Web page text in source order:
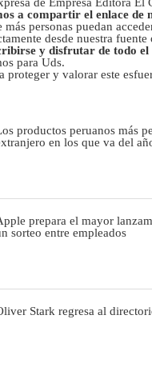
a compartir el enlace de
más personas puedan
desde nuestra fuente
y disfrutar de todo el
para Uds.
proteger y valorar este
productos peruanos más
en los que va del
prepara el mayor
sorteo entre empleados
Stark regresa al